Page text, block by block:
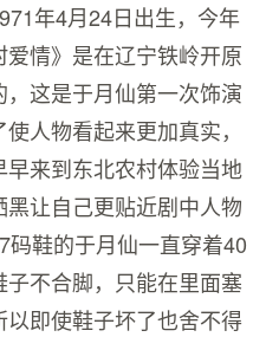
年4月24日出生，今年
情》是在辽宁铁岭开原
这是于月仙第一次饰演
人物看起来更加真实，
来到东北农村体验当地
让自己更贴近剧中人物
鞋的于月仙一直穿着40
不合脚，只能在里面塞
即使鞋子坏了也舍不得